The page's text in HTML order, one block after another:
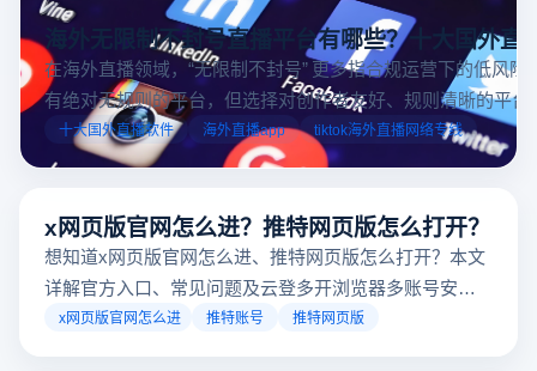
海外无限制不封号直播平台有哪些？十大国外直
在海外直播领域，“无限制不封号” 更多指合规运营下的低风
有绝对无规则的平台，但选择对创作者友好、规则清晰的平台
业工具规避风险，能显著降低封号概率。以下推荐十大国外
台，并结合云登多开浏览器的功能，详解如何安全高效运营。
十大国外直播软件 海外直播app tiktok海外直播网络专线